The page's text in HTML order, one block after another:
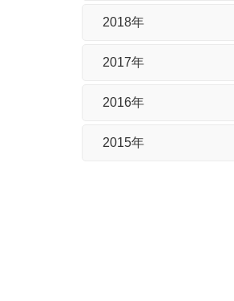
2018年
2017年
2016年
2015年